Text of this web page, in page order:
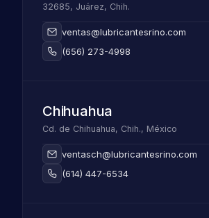
32685, Juárez, Chih.
ventas@lubricantesrino.com
(656) 273-4998
Chihuahua
Cd. de Chihuahua, Chih., México
ventasch@lubricantesrino.com
(614) 447-6534